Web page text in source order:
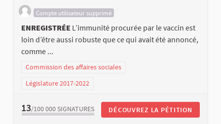
Compte utilisateur supprimé
ENREGISTRÉE L’immunité procurée par le vaccin est
loin d’être aussi robuste que ce qui avait été annoncé,
comme ...
Commission des affaires sociales
Législature 2017-2022
13/100 000 SIGNATURES DÉCOUVREZ LA PÉTITION